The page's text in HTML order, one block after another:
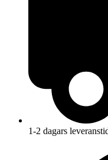
1-2 dagars